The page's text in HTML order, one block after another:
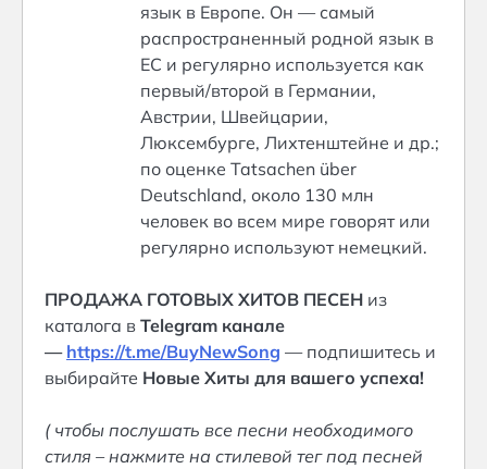
язык в Европе. Он — самый
распространенный родной язык в
ЕС и регулярно используется как
первый/второй в Германии,
Австрии, Швейцарии,
Люксембурге, Лихтенштейне и др.;
по оценке Tatsachen über
Deutschland, около 130 млн
человек во всем мире говорят или
регулярно используют немецкий.
ПРОДАЖА ГОТОВЫХ ХИТОВ ПЕСЕН из
каталога в Telegram канале
— https://t.me/BuyNewSong — подпишитесь и
выбирайте Новые Хиты для вашего успеха!
( чтобы послушать все песни необходимого
стиля – нажмите на стилевой тег под песней